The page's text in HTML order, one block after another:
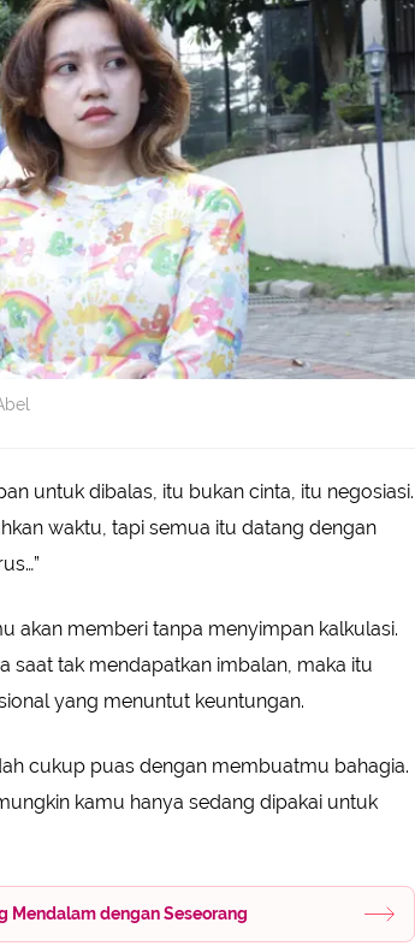
untuk dibalas, itu bukan cinta, itu negosiasi.
waktu, tapi semua itu datang dengan
akan memberi tanpa menyimpan kalkulasi.
saat tak mendapatkan imbalan, maka itu
yang menuntut keuntungan.
cukup puas dengan membuatmu bahagia.
kamu hanya sedang dipakai untuk
Mendalam dengan Seseorang